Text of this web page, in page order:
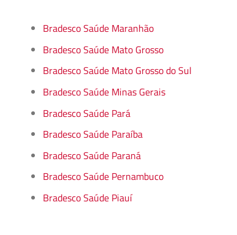
Bradesco Saúde Maranhão
Bradesco Saúde Mato Grosso
Bradesco Saúde Mato Grosso do Sul
Bradesco Saúde Minas Gerais
Bradesco Saúde Pará
Bradesco Saúde Paraíba
Bradesco Saúde Paraná
Bradesco Saúde Pernambuco
Bradesco Saúde Piauí